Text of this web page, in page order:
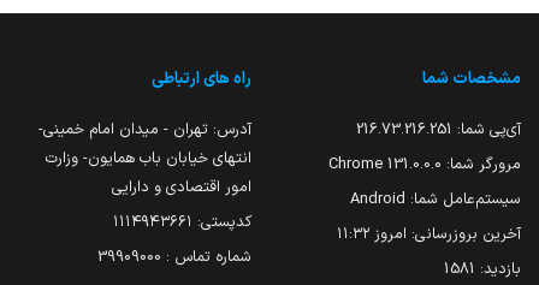
مشخصات شما
آی‌پی شما: 216.73.216.251
مرورگر شما: 131.0.0.0 Chrome
سیستم‌عامل شما: Android
آخرین بروزرسانی: امروز ۱۱:۳۲
بازدید: 1581
راه های ارتباطی
آدرس: تهران - میدان امام خمینی-
انتهای خیابان باب همایون- وزارت
امور اقتصادی و دارایی
کدپستی: ۱۱۱۴۹۴۳۶۶۱
شماره تماس : 39909000